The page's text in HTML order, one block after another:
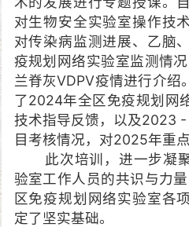
对生物安全实验室操作技
对传染病监测进展、乙脑
疫规划网络实验室监测情
兰脊灰VDPV疫情进行介绍
了2024年全区免疫规划网
技术指导反馈，以及2023
目考核情况，对2025年重
此次培训，进一步凝聚
验室工作人员的共识与力
区免疫规划网络实验室各
定了坚实基础。